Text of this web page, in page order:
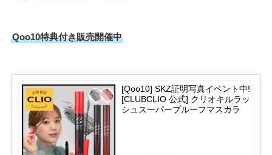
Qoo10特典付き販売開催中
[Qoo10] SKZ証明写真イベント中!
[CLUBCLIO 公式] クリオキルラッ
シュスーパープルーフマスカラ